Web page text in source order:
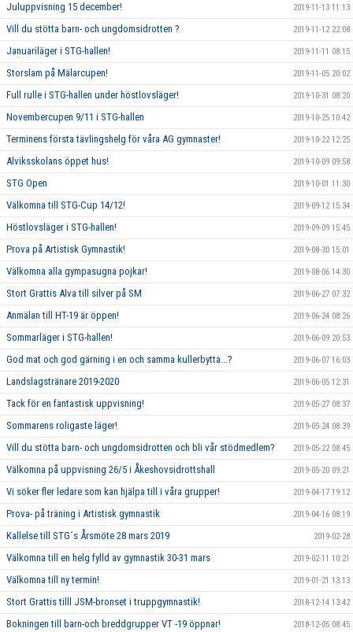
Juluppvisning 15 december! 2019-11-13 11:13
Vill du stötta barn- och ungdomsidrotten ? 2019-11-12 22:08
Januariläger i STG-hallen! 2019-11-11 08:15
Storslam på Mälarcupen! 2019-11-05 20:02
Full rulle i STG-hallen under höstlovsläger! 2019-10-31 08:20
Novembercupen 9/11 i STG-hallen 2019-10-25 10:42
Terminens första tävlingshelg för våra AG gymnaster! 2019-10-22 12:25
Alviksskolans öppet hus! 2019-10-09 09:58
STG Open 2019-10-01 11:30
Välkomna till STG-Cup 14/12! 2019-09-12 15:34
Höstlovsläger i STG-hallen! 2019-09-09 15:45
Prova på Artistisk Gymnastik! 2019-08-30 15:01
Välkomna alla gympasugna pojkar! 2019-08-06 14:30
Stort Grattis Alva till silver på SM 2019-06-27 07:32
Anmälan till HT-19 är öppen! 2019-06-24 08:26
Sommarläger i STG-hallen! 2019-06-09 20:53
God mat och god gärning i en och samma kullerbytta...? 2019-06-07 16:03
Landslagstränare 2019-2020 2019-06-05 12:31
Tack för en fantastisk uppvisning! 2019-05-27 08:37
Sommarens roligaste läger! 2019-05-24 08:39
Vill du stötta barn- och ungdomsidrotten och bli vår stödmedlem? 2019-05-22 08:45
Välkomna på uppvisning 26/5 i Åkeshovsidrottshall 2019-05-20 09:21
Vi söker fler ledare som kan hjälpa till i våra grupper! 2019-04-17 19:12
Prova- på träning i Artistisk gymnastik 2019-04-16 08:19
Kallelse till STG´s Årsmöte 28 mars 2019 2019-02-28
Välkomna till en helg fylld av gymnastik 30-31 mars 2019-02-11 10:21
Välkomna till ny termin! 2019-01-21 13:13
Stort Grattis tilll JSM-bronset i truppgymnastik! 2018-12-14 13:42
Bokningen till barn-och breddgrupper VT -19 öppnar! 2018-12-05 08:45